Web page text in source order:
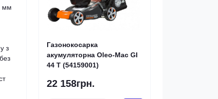
мм
з
Газонокосарка
акумуляторна Oleo-Mac GI
44 T (54159001)
22 158грн.